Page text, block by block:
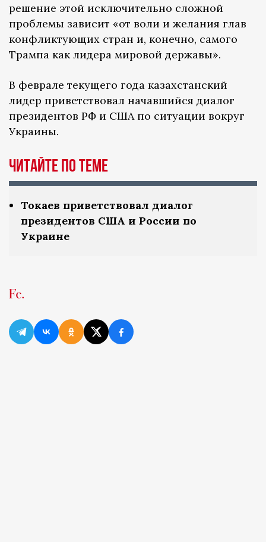
решение этой исключительно сложной
проблемы зависит «от воли и желания глав
конфликтующих стран и, конечно, самого
Трампа как лидера мировой державы».
В феврале текущего года казахстанский
лидер приветствовал начавшийся диалог
президентов РФ и США по ситуации вокруг
Украины.
ЧИТАЙТЕ ПО ТЕМЕ
Токаев приветствовал диалог
президентов США и России по
Украине